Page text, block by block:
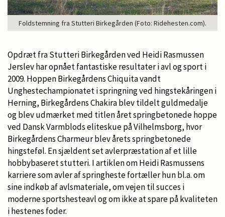
Foldstemning fra Stutteri Birkegården (Foto: Ridehesten.com).
Opdræt fra Stutteri Birkegården ved Heidi Rasmussen
Jerslev har opnået fantastiske resultater i avl og sport i
2009. Hoppen Birkegårdens Chiquita vandt
Unghestechampionatet i springning ved hingstekåringen i
Herning, Birkegårdens Chakira blev tildelt guldmedalje
og blev udmærket med titlen året springbetonede hoppe
ved Dansk Varmblods eliteskue på Vilhelmsborg, hvor
Birkegårdens Charmeur blev årets springbetonede
hingsteføl. En sjældent set avlerpræstation af et lille
hobbybaseret stutteri. I artiklen om Heidi Rasmussens
karriere som avler af springheste fortæller hun bl.a. om
sine indkøb af avlsmateriale, om vejen til succes i
moderne sportshesteavl og om ikke at spare på kvaliteten
i hestenes foder.